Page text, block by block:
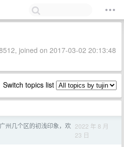
joined on 2017-03-02 20:13:48
Switch topics list
州几个区的初浅印象，欢 2022 年 8 月
23 日